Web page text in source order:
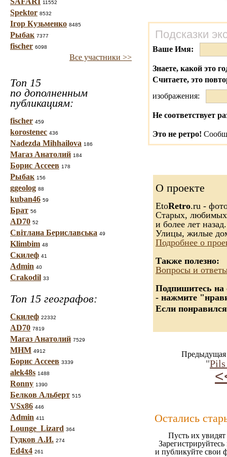
11552
Spektor 8532
Ігор Кузьменко 8485
Рыбак 7377
fischer 6098
Все участники >>
Топ 15
по дополненным
публикациям:
fischer 459
korostenec 436
Nadezda Mihhailova 186
Магаз Анатолий 184
Борис Ассеев 178
Рыбак 156
ggeolog 88
kuban46 59
Брат 56
AD70 52
Світлана Бериславська 49
Klimbim 48
Скилеф 41
Admin 40
Crakodil 33
Топ 15 географов:
Скилеф 22332
AD70 7819
Магаз Анатолий 7529
МНМ 4912
Борис Ассеев 3339
alek48s 1488
Ronny 1390
Белков Альберт 515
VSx86 446
Admin 411
Lounge_Lizard 364
Гудков А.И. 274
Ed4x4 261
Подсказки
Ваше Имя:
Знаете, какой это
Считаете, это
изображения:
Не соответствует
Это не ретро!
О проекте
EtoRetro.ru -
Старых,
и более лет назад.
Улицы, жилые
Подробнее о
Также полезно:
Вопросы и
Подпишитесь на
- нажмите
Если
Предыдущая
"
Остались
Пусть их
Зарегистрируйтесь
и публикуйте свои